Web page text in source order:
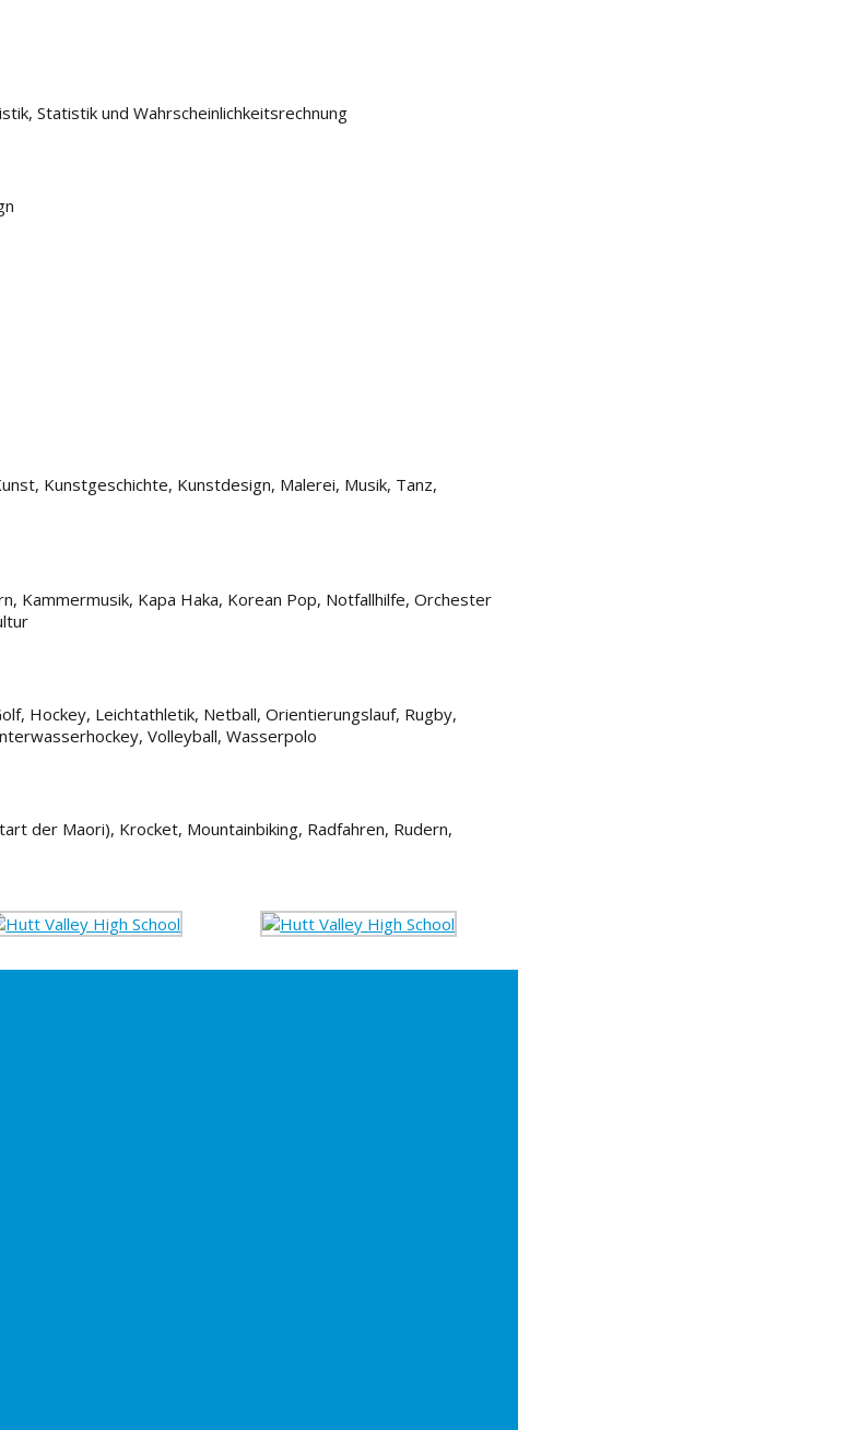
Statistik und Wahrscheinlichkeitsrechnung
Kunstgeschichte, Kunstdesign, Malerei, Musik, Tanz,
Kammermusik, Kapa Haka, Korean Pop, Notfallhilfe, Orchester
Hockey, Leichtathletik, Netball, Orientierungslauf, Rugby,
Volleyball, Wasserpolo
der Maori), Krocket, Mountainbiking, Radfahren, Rudern,